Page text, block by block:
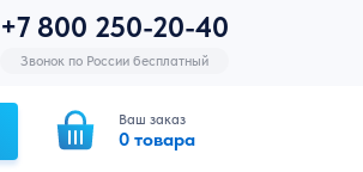
+7 800 250-20-40
Звонок по России бесплатный
Ваш заказ
0 товара